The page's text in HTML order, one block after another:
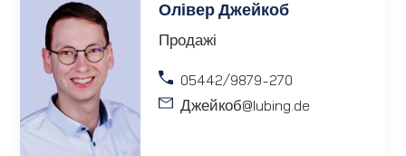
Олівер Джейкоб
Продажі
05442/9879-270
Джейкоб@lubing.de